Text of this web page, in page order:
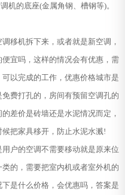
机的底座(金属角钢、槽钢等)。
移机拆下来，或者就是新空调，
宜吗，这样的情况会有优惠，需
以完成的工作，优惠价格城市是
费打孔的，房间有预留空调孔的
差价是砖墙还是水泥情况而定，
把家具移开，防止水泥水溅!
户的空调不需要移动就是原来位
的，需要把室内机或者室外机的
是什么价格，会优惠吗，答案是